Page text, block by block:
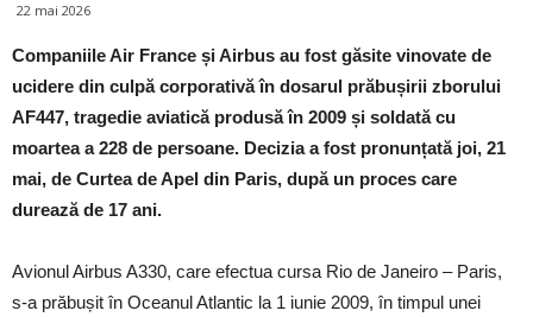
22 mai 2026
Companiile Air France și Airbus au fost găsite vinovate de
ucidere din culpă corporativă în dosarul prăbușirii zborului
AF447, tragedie aviatică produsă în 2009 și soldată cu
moartea a 228 de persoane. Decizia a fost pronunțată joi, 21
mai, de Curtea de Apel din Paris, după un proces care
durează de 17 ani.
Avionul Airbus A330, care efectua cursa Rio de Janeiro – Paris,
s-a prăbușit în Oceanul Atlantic la 1 iunie 2009, în timpul unei